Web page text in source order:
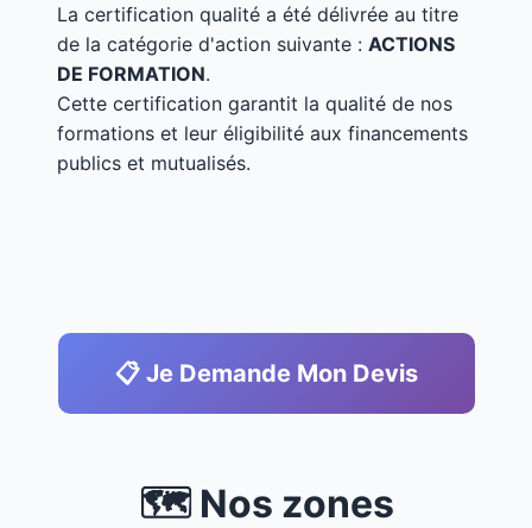
La certification qualité a été délivrée au titre
de la catégorie d'action suivante : ACTIONS
DE FORMATION.
Cette certification garantit la qualité de nos
formations et leur éligibilité aux financements
publics et mutualisés.
📋 Je Demande Mon Devis
🗺️ Nos zones